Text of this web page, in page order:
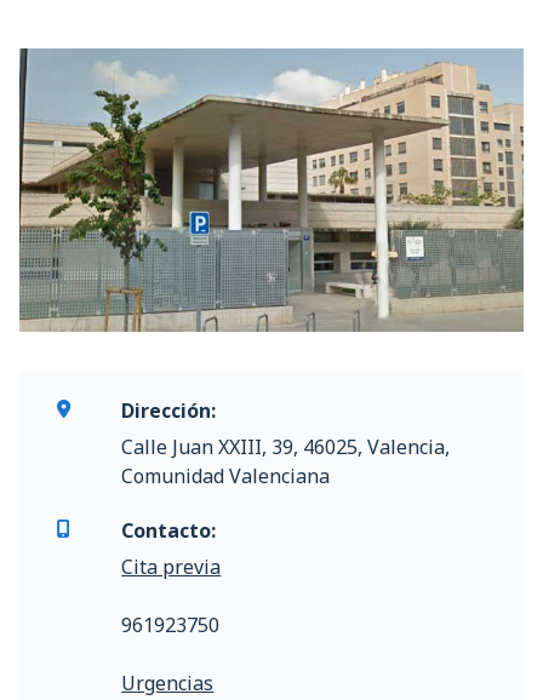
Dirección:
Calle Juan XXIII, 39, 46025, Valencia,
Comunidad Valenciana
Contacto:
Cita previa
961923750
Urgencias